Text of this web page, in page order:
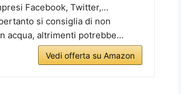
Facebook, Twitter,...
si consiglia di non
acqua, altrimenti potrebbe...
Vedi offerta su Amazon